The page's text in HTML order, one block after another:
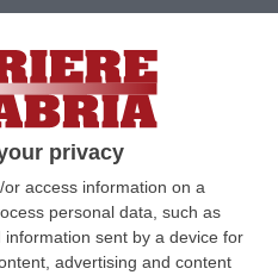
privacy
access information on a
personal data, such as
sent by a device for
advertising and content
su Google News